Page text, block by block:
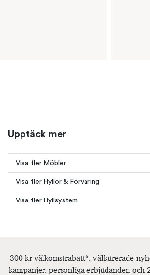
Upptäck mer
Visa fler Möbler
Visa fler Hyllor & Förvaring
Visa fler Hyllsystem
300 kr välkomstrabatt*, välkurerade
kampanjer, personliga erbjudanden och